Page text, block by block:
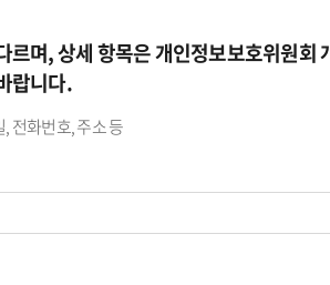
르며, 상세 항목은 개인정보보호위원회
랍니다.
전화번호, 주소 등